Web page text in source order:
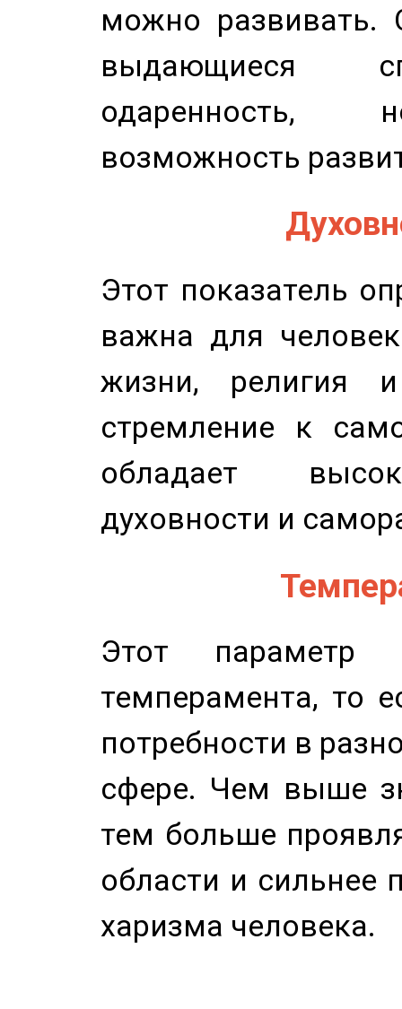
можно развивать.
выдающиеся
одаренность,
возможность
Этот показатель
важна для
жизни, религия
стремление к
обладает
духовности и
Этот параметр
темперамента, то
потребности в
сфере. Чем выше
тем больше
области и сильнее
харизма человека.